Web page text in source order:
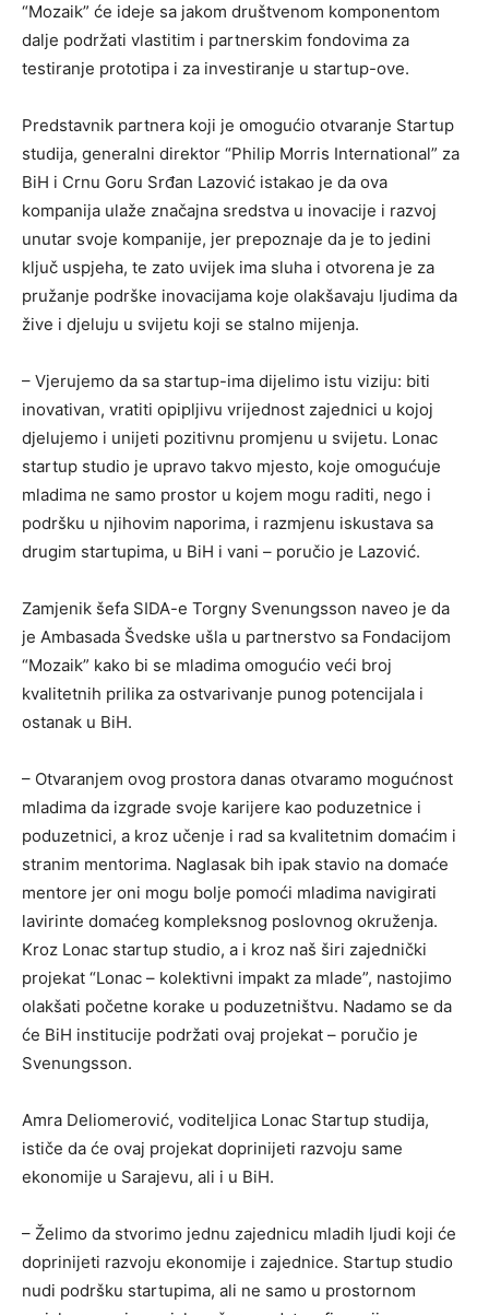
“Mozaik” će ideje sa jakom društvenom komponentom
dalje podržati vlastitim i partnerskim fondovima za
testiranje prototipa i za investiranje u startup-ove.
Predstavnik partnera koji je omogućio otvaranje Startup
studija, generalni direktor “Philip Morris International” za
BiH i Crnu Goru Srđan Lazović istakao je da ova
kompanija ulaže značajna sredstva u inovacije i razvoj
unutar svoje kompanije, jer prepoznaje da je to jedini
ključ uspjeha, te zato uvijek ima sluha i otvorena je za
pružanje podrške inovacijama koje olakšavaju ljudima da
žive i djeluju u svijetu koji se stalno mijenja.
– Vjerujemo da sa startup-ima dijelimo istu viziju: biti
inovativan, vratiti opipljivu vrijednost zajednici u kojoj
djelujemo i unijeti pozitivnu promjenu u svijetu. Lonac
startup studio je upravo takvo mjesto, koje omogućuje
mladima ne samo prostor u kojem mogu raditi, nego i
podršku u njihovim naporima, i razmjenu iskustava sa
drugim startupima, u BiH i vani – poručio je Lazović.
Zamjenik šefa SIDA-e Torgny Svenungsson naveo je da
je Ambasada Švedske ušla u partnerstvo sa Fondacijom
“Mozaik” kako bi se mladima omogućio veći broj
kvalitetnih prilika za ostvarivanje punog potencijala i
ostanak u BiH.
– Otvaranjem ovog prostora danas otvaramo mogućnost
mladima da izgrade svoje karijere kao poduzetnice i
poduzetnici, a kroz učenje i rad sa kvalitetnim domaćim i
stranim mentorima. Naglasak bih ipak stavio na domaće
mentore jer oni mogu bolje pomoći mladima navigirati
lavirinte domaćeg kompleksnog poslovnog okruženja.
Kroz Lonac startup studio, a i kroz naš širi zajednički
projekat “Lonac – kolektivni impakt za mlade”, nastojimo
olakšati početne korake u poduzetništvu. Nadamo se da
će BiH institucije podržati ovaj projekat – poručio je
Svenungsson.
Amra Deliomerović, voditeljica Lonac Startup studija,
ističe da će ovaj projekat doprinijeti razvoju same
ekonomije u Sarajevu, ali i u BiH.
– Želimo da stvorimo jednu zajednicu mladih ljudi koji će
doprinijeti razvoju ekonomije i zajednice. Startup studio
nudi podršku startupima, ali ne samo u prostornom